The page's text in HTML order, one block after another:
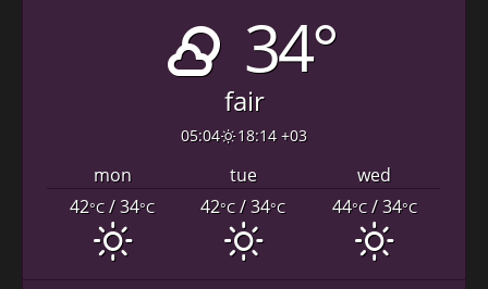
34°
fair
05:04 18:14 +03
mon tue
wed
42°C/ 34°C 42°C/ 34°C 44°C/ 34°C